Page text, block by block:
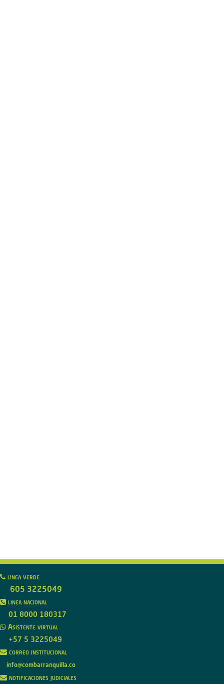
linea verde
605 3225049
linea nacional
01 8000 180317
Asistente virtual
+57 5 3225049
correo institucional
info@combarranquilla.co
notificaciones judiciales